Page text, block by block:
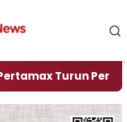
Turun Per Hari